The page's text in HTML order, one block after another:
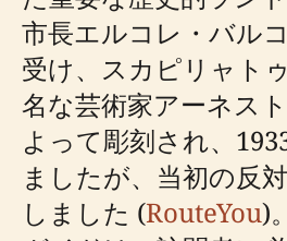
市長エルコレ・バル
受け、スカピリャト
名な芸術家アーネス
よって彫刻され、
ましたが、当初の反
しました (RouteYou)